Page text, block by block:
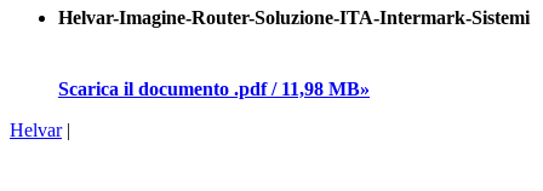
Helvar-Imagine-Router-Soluzione-ITA-Intermark-Sistemi
Scarica il documento .pdf / 11,98 MB»
Helvar|